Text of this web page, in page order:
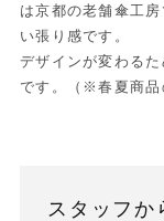
は京都の老舗傘工
い張り感です。
デザインが変わる
です。（※春夏商品
スタッフか